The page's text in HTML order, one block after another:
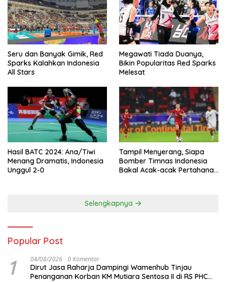
Seru dan Banyak Gimik, Red
Sparks Kalahkan Indonesia
All Stars
Megawati Tiada Duanya,
Bikin Popularitas Red Sparks
Melesat
Hasil BATC 2024: Ana/Tiwi
Menang Dramatis, Indonesia
Unggul 2-0
Tampil Menyerang, Siapa
Bomber Timnas Indonesia
Bakal Acak-acak Pertahanan
Selengkapnya
Popular Post
1 04/08/2026 0 Komentar
Dirut Jasa Raharja Dampingi Wamenhub Tinjau
Penanganan Korban KM Mutiara Sentosa II di RS PHC